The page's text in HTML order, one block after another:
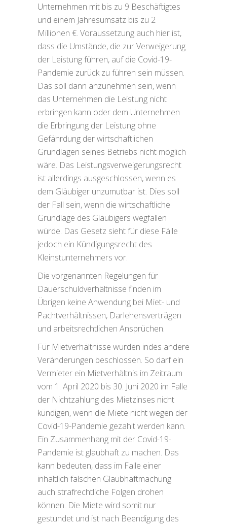
Unternehmen mit bis zu 9 Beschäftigtes
und einem Jahresumsatz bis zu 2
Millionen €. Voraussetzung auch hier ist,
dass die Umstände, die zur Verweigerung
der Leistung führen, auf die Covid-19-
Pandemie zurück zu führen sein müssen.
Das soll dann anzunehmen sein, wenn
das Unternehmen die Leistung nicht
erbringen kann oder dem Unternehmen
die Erbringung der Leistung ohne
Gefährdung der wirtschaftlichen
Grundlagen seines Betriebs nicht möglich
wäre. Das Leistungsverweigerungsrecht
ist allerdings ausgeschlossen, wenn es
dem Gläubiger unzumutbar ist. Dies soll
der Fall sein, wenn die wirtschaftliche
Grundlage des Gläubigers wegfallen
würde. Das Gesetz sieht für diese Fälle
jedoch ein Kündigungsrecht des
Kleinstunternehmers vor.
Die vorgenannten Regelungen für
Dauerschuldverhältnisse finden im
Übrigen keine Anwendung bei Miet- und
Pachtverhältnissen, Darlehensverträgen
und arbeitsrechtlichen Ansprüchen.
Für Mietverhältnisse wurden indes andere
Veränderungen beschlossen. So darf ein
Vermieter ein Mietverhältnis im Zeitraum
vom 1. April 2020 bis 30. Juni 2020 im Falle
der Nichtzahlung des Mietzinses nicht
kündigen, wenn die Miete nicht wegen der
Covid-19-Pandemie gezahlt werden kann.
Ein Zusammenhang mit der Covid-19-
Pandemie ist glaubhaft zu machen. Das
kann bedeuten, dass im Falle einer
inhaltlich falschen Glaubhaftmachung
auch strafrechtliche Folgen drohen
können. Die Miete wird somit nur
gestundet und ist nach Beendigung des